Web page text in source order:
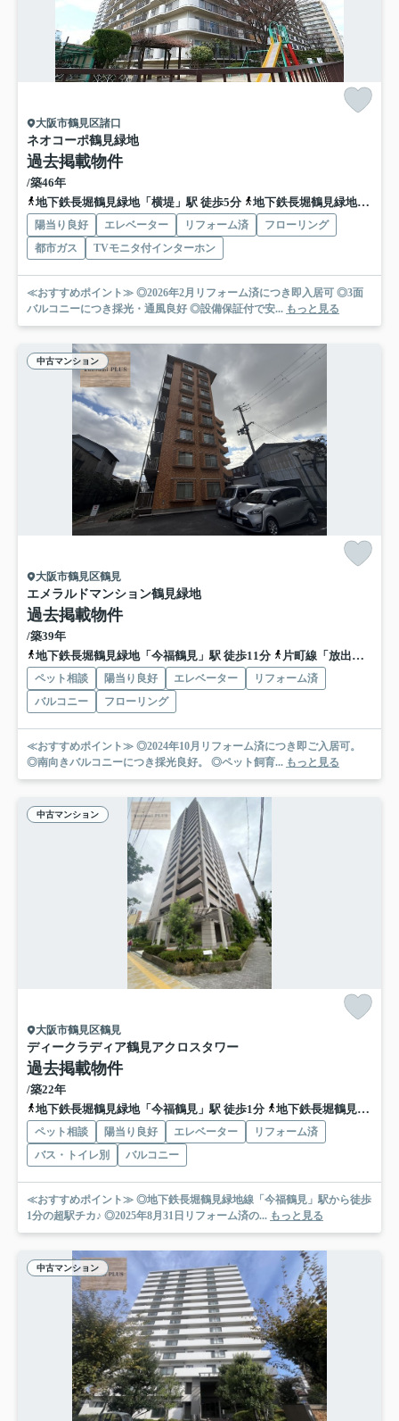
大阪市鶴見区諸口
ネオコーポ鶴見緑地
過去掲載物件
/築46年
地下鉄長堀鶴見緑地「横堤」駅 徒歩5分
地下鉄長堀鶴見緑地「鶴見緑地」駅 徒歩14分
陽当り良好 エレベーター リフォーム済
フローリング
都市ガス
TVモニタ付インターホン
≪おすすめポイント≫ ◎2026年2月リフォーム済につき即入居可 ◎3面
バルコニーにつき採光・通風良好 ◎設備保証付で安... もっと見る
中古マンション
大阪市鶴見区鶴見
エメラルドマンション鶴見緑地
過去掲載物件
/築39年
地下鉄長堀鶴見緑地「今福鶴見」駅 徒歩11分
片町線「放出」駅 徒歩16分
ペット相談 陽当り良好 エレベーター
リフォーム済
バルコニー
フローリング
≪おすすめポイント≫ ◎2024年10月リフォーム済につき即ご入居可。
◎南向きバルコニーにつき採光良好。 ◎ペット飼育... もっと見る
中古マンション
大阪市鶴見区鶴見
ディークラディア鶴見アクロスタワー
過去掲載物件
/築22年
地下鉄長堀鶴見緑地「今福鶴見」駅 徒歩1分
地下鉄長堀鶴見緑地「横堤」駅 徒歩16分
ペット相談 陽当り良好 エレベーター
リフォーム済
バス・トイレ別
バルコニー
≪おすすめポイント≫ ◎地下鉄長堀鶴見緑地線「今福鶴見」駅から徒歩
1分の超駅チカ♪ ◎2025年8月31日リフォーム済の... もっと見る
中古マンション